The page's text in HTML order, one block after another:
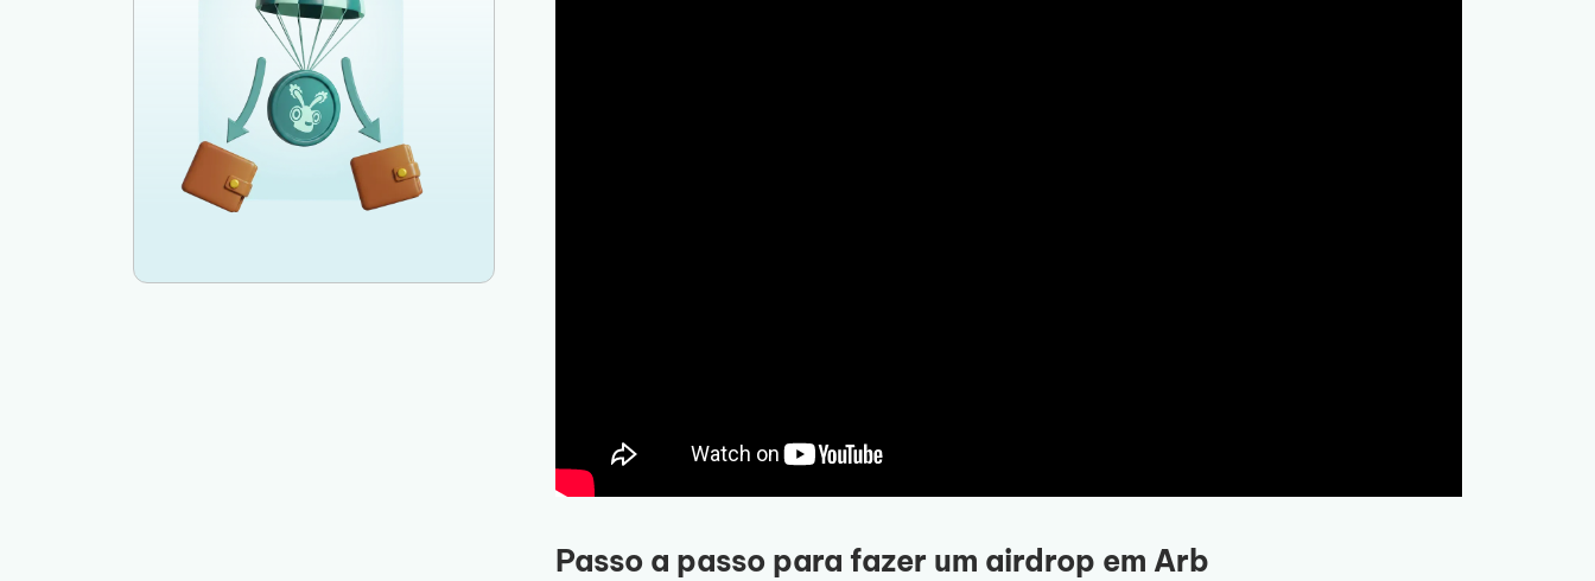
Passo a passo para fazer um airdrop em Arb